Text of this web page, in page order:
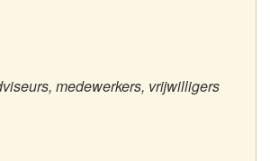
medewerkers, vrijwilligers